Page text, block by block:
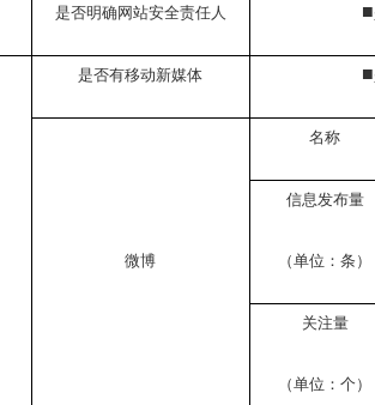
是否明确网站安全责任人 ■
是否有移动新媒体 ■
微博
名称
信息发布量
（单位：条）
关注量
（单位：个）